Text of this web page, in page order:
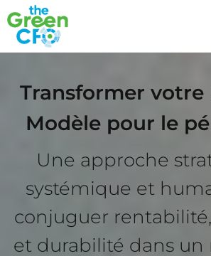
Transformer votre
Modèle pour le
Une approche
systémique et
conjuguer
et durabilité dans un